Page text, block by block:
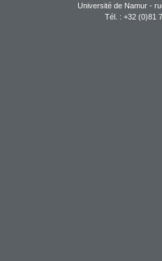
Université de Namur -
Tél. : +32 (0)81